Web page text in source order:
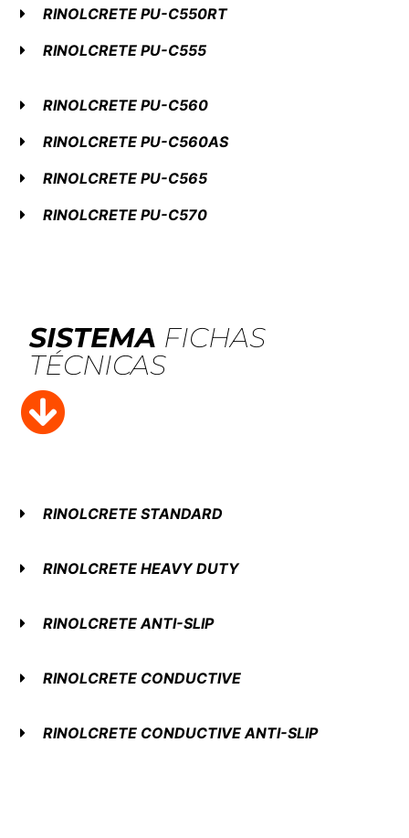
RINOLCRETE PU-C550RT
RINOLCRETE PU-C555
RINOLCRETE PU-C560
RINOLCRETE PU-C560AS
RINOLCRETE PU-C565
RINOLCRETE PU-C570
SISTEMA FICHAS
TÉCNICAS
RINOLCRETE STANDARD
RINOLCRETE HEAVY DUTY
RINOLCRETE ANTI-SLIP
RINOLCRETE CONDUCTIVE
RINOLCRETE CONDUCTIVE ANTI-SLIP